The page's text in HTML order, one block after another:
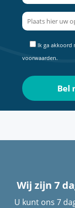
Ik ga akkoord
voorwaarden.
Wij zijn 7
U kunt ons 7